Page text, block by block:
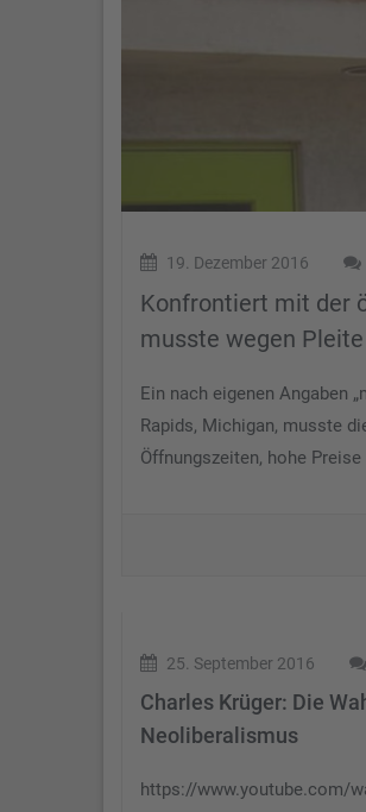
19. Dezember 2016
Konfrontiert mit der
musste wegen
Ein nach eigenen Angaben
Rapids, Michigan, musste
Öffnungszeiten, hohe
25. September 2016
Charles Krüger: Die
Neoliberalismus
https://www.youtube.com/